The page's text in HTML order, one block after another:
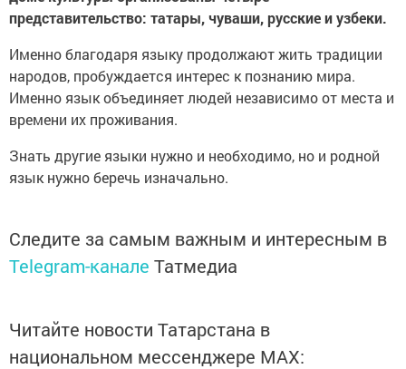
представительство: татары, чуваши, русские и узбеки.
Именно благодаря языку продолжают жить традиции
народов, пробуждается интерес к познанию мира.
Именно язык объединяет людей независимо от места и
времени их проживания.
Знать другие языки нужно и необходимо, но и родной
язык нужно беречь изначально.
Следите за самым важным и интересным в
Telegram-канале Татмедиа
Читайте новости Татарстана в
национальном мессенджере MАХ: